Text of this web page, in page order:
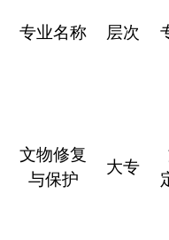
专业名称 层次
文物修复
与保护
大专